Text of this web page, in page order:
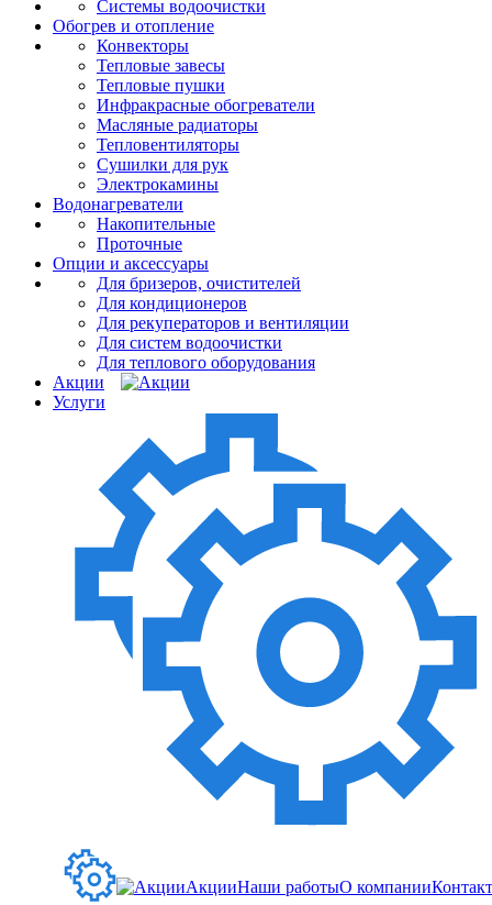
Системы водоочистки
Обогрев и отопление
Конвекторы
Тепловые завесы
Тепловые пушки
Инфракрасные обогреватели
Масляные радиаторы
Тепловентиляторы
Сушилки для рук
Электрокамины
Водонагреватели
Накопительные
Проточные
Опции и аксессуары
Для бризеров, очистителей
Для кондиционеров
Для рекуператоров и вентиляции
Для систем водоочистки
Для теплового оборудования
Акции
Услуги
АкцииНаши работыО компании